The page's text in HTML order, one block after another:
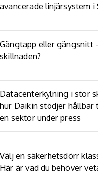
avancerade linjärsystem i
Gängtapp eller gängsnitt
skillnaden?
Datacenterkylning i stor
hur Daikin stödjer hållbar
en sektor under press
Välj en säkerhetsdörr
Här är vad du behöver